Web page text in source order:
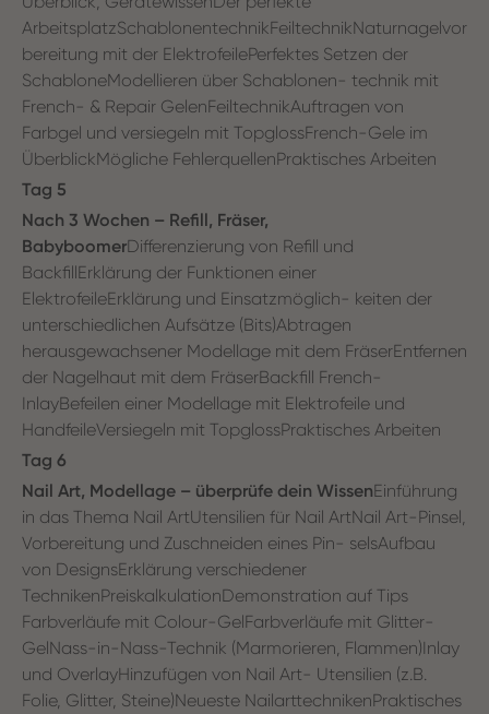
ArbeitsplatzSchablonentechnikFeiltechnikNaturnagelvor
bereitung mit der ElektrofeilePerfektes Setzen der
SchabloneModellieren über Schablonen- technik mit
French- & Repair GelenFeiltechnikAuftragen von
Farbgel und versiegeln mit TopglossFrench-Gele im
ÜberblickMögliche FehlerquellenPraktisches Arbeiten
Tag 5
Nach 3 Wochen – Refill, Fräser,
BabyboomerDifferenzierung von Refill und
BackfillErklärung der Funktionen einer
ElektrofeileErklärung und Einsatzmöglich- keiten der
unterschiedlichen Aufsätze (Bits)Abtragen
herausgewachsener Modellage mit dem FräserEntfernen
der Nagelhaut mit dem FräserBackfill French-
InlayBefeilen einer Modellage mit Elektrofeile und
HandfeileVersiegeln mit TopglossPraktisches Arbeiten
Tag 6
Nail Art, Modellage – überprüfe dein WissenEinführung
in das Thema Nail ArtUtensilien für Nail ArtNail Art-Pinsel,
Vorbereitung und Zuschneiden eines Pin- selsAufbau
von DesignsErklärung verschiedener
TechnikenPreiskalkulationDemonstration auf Tips
Farbverläufe mit Colour-GelFarbverläufe mit Glitter-
GelNass-in-Nass-Technik (Marmorieren, Flammen)Inlay
und OverlayHinzufügen von Nail Art- Utensilien (z.B.
Folie, Glitter, Steine)Neueste NailarttechnikenPraktisches